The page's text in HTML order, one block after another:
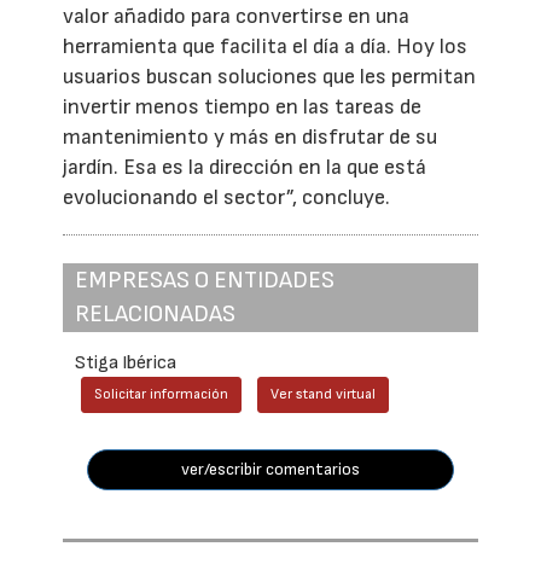
valor añadido para convertirse en una
herramienta que facilita el día a día. Hoy los
usuarios buscan soluciones que les permitan
invertir menos tiempo en las tareas de
mantenimiento y más en disfrutar de su
jardín. Esa es la dirección en la que está
evolucionando el sector”, concluye.
EMPRESAS O ENTIDADES
RELACIONADAS
Stiga Ibérica
Solicitar información Ver stand virtual
ver/escribir comentarios